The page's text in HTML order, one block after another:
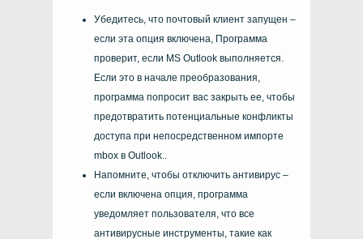
Убедитесь, что почтовый клиент запущен –
если эта опция включена, Программа
проверит, если MS Outlook выполняется.
Если это в начале преобразования,
программа попросит вас закрыть ее, чтобы
предотвратить потенциальные конфликты
доступа при непосредственном импорте
mbox в Outlook..
Напомните, чтобы отключить антивирус –
если включена опция, программа
уведомляет пользователя, что все
антивирусные инструменты, такие как